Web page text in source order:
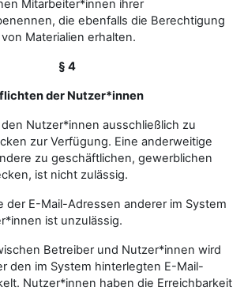
Mitarbeiter*innen ihrer
die ebenfalls die Berechtigung
Materialien erhalten.
§ 4
der Nutzer*innen
den Nutzer*innen ausschließlich zu
zur Verfügung. Eine anderweitige
zu geschäftlichen, gewerblichen
ist nicht zulässig.
der E-Mail-Adressen anderer im System
ist unzulässig.
Betreiber und Nutzer*innen wird
den im System hinterlegten E-Mail-
Nutzer*innen haben die Erreichbarkeit